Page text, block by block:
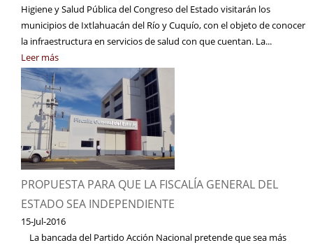
Higiene y Salud Pública del Congreso del Estado visitarán los
municipios de Ixtlahuacán del Río y Cuquío, con el objeto de conocer
la infraestructura en servicios de salud con que cuentan. La...
Leer más
PROPUESTA PARA QUE LA FISCALÍA GENERAL DEL
ESTADO SEA INDEPENDIENTE
15-Jul-2016
La bancada del Partido Acción Nacional pretende que sea más